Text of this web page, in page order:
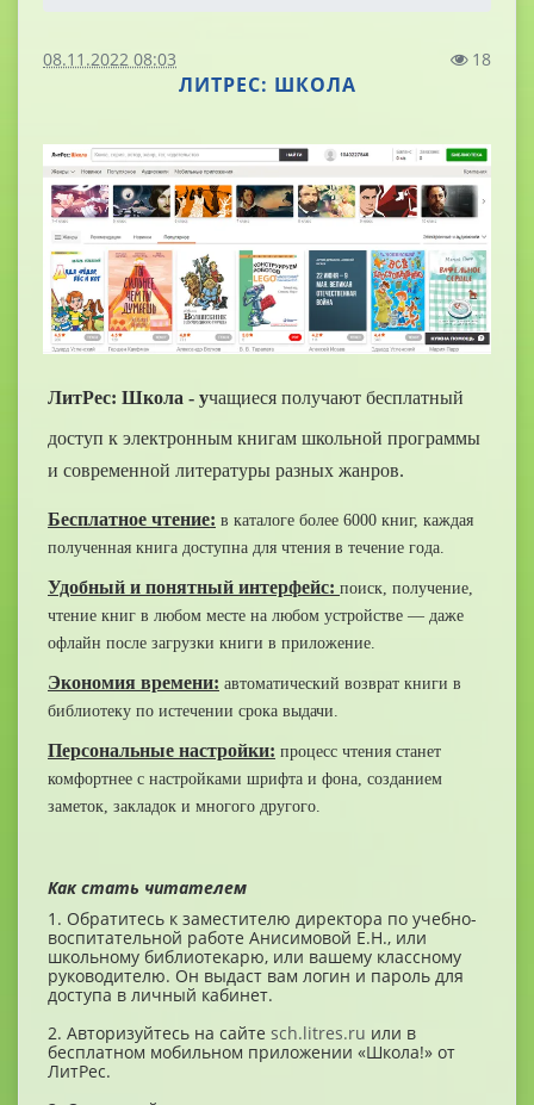
08.11.2022 08:03 18
ЛИТРЕС: ШКОЛА
ЛитРес: Школа - учащиеся получают бесплатный
доступ к электронным книгам школьной программы
и современной литературы разных жанров.
Бесплатное чтение: в каталоге более 6000 книг, каждая
полученная книга доступна для чтения в течение года.
Удобный и понятный интерфейс: поиск, получение,
чтение книг в любом месте на любом устройстве — даже
офлайн после загрузки книги в приложение.
Экономия времени: автоматический возврат книги в
библиотеку по истечении срока выдачи.
Персональные настройки: процесс чтения станет
комфортнее с настройками шрифта и фона, созданием
заметок, закладок и многого другого.
Как стать читателем
1. Обратитесь к заместителю директора по учебно-
воспитательной работе Анисимовой Е.Н., или
школьному библиотекарю, или вашему классному
руководителю. Он выдаст вам логин и пароль для
доступа в личный кабинет.
2. Авторизуйтесь на сайте sch.litres.ru или в
бесплатном мобильном приложении «Школа!» от
ЛитРес.